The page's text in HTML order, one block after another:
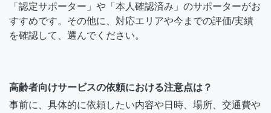
「認定サポーター」や「本人確認済み」のサポーターがお
すすめです。その他に、対応エリアや今までの評価/実績
を確認して、選んでください。
高齢者向けサービスの依頼における注意点は？
事前に、具体的に依頼したい内容や日時、場所、交通費や